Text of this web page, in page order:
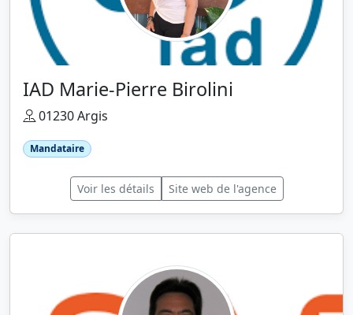
IAD Marie-Pierre Birolini
01230 Argis
Mandataire
Voir les détails Site web de l'agence